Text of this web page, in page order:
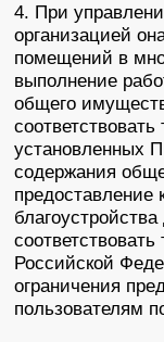
4. При
организацией
помещений в
выполнение
общего
установленных
содержания
предоставление
Российской
ограничения
пользователям